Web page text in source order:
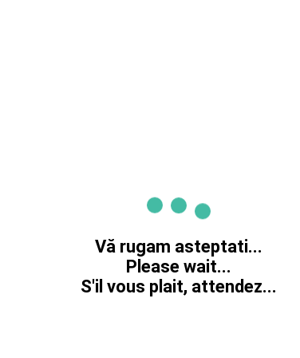
Vă rugam asteptati...
Please wait...
S'il vous plait, attendez...